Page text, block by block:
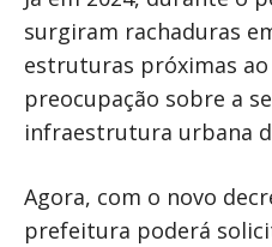
surgiram rachaduras
estruturas próximas
preocupação sobre a
infraestrutura urbana
Agora, com o novo
prefeitura poderá